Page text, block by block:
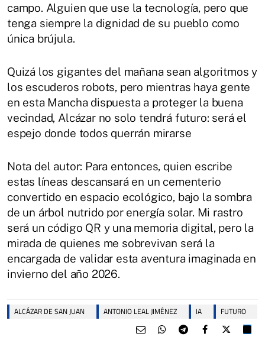
campo. Alguien que use la tecnología, pero que
tenga siempre la dignidad de su pueblo como
única brújula.
Quizá los gigantes del mañana sean algoritmos y
los escuderos robots, pero mientras haya gente
en esta Mancha dispuesta a proteger la buena
vecindad, Alcázar no solo tendrá futuro: será el
espejo donde todos querrán mirarse
Nota del autor: Para entonces, quien escribe
estas líneas descansará en un cementerio
convertido en espacio ecológico, bajo la sombra
de un árbol nutrido por energía solar. Mi rastro
será un código QR y una memoria digital, pero la
mirada de quienes me sobrevivan será la
encargada de validar esta aventura imaginada en
invierno del año 2026.
ALCÁZAR DE SAN JUAN ANTONIO LEAL JIMÉNEZ IA FUTURO